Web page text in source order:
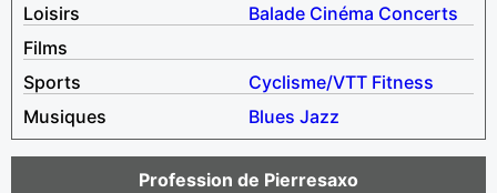
Loisirs
Balade Cinéma Concerts
Films
Sports
Cyclisme/VTT Fitness
Musiques
Blues Jazz
Profession de Pierresaxo